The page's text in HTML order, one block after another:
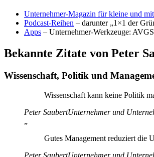
Unternehmer-Magazin für kleine und
Podcast-Reihen – darunter „1×1 der
Apps – Unternehmer-Werkzeuge:
Bekannte Zitate von Peter
Wissenschaft, Politik und
Wissenschaft kann keine Politik
Peter SaubertUnternehmer und
„
Gutes Management reduziert die
Peter SaubertUnternehmer und